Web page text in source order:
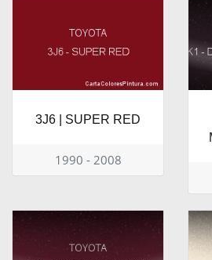
3J6 | SUPER RED
1990 - 2008